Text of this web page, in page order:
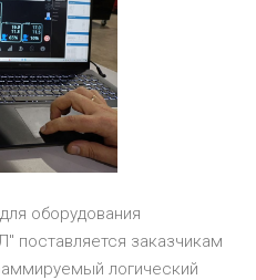
оборудования
поставляется заказчикам
логический